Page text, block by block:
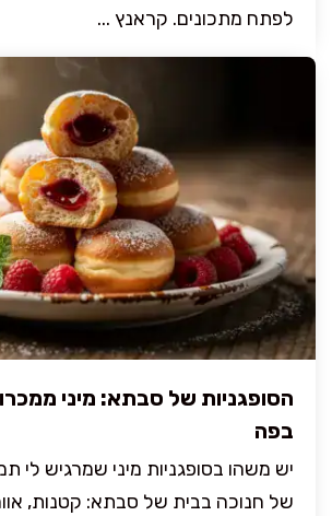
לפתח מתכונים. קראנץ ...
הסופגניות של סבתא: מיני
בפה
יש משהו בסופגניות מיני שמרגיש לי
של חנוכה בבית של סבתא: קטנות,